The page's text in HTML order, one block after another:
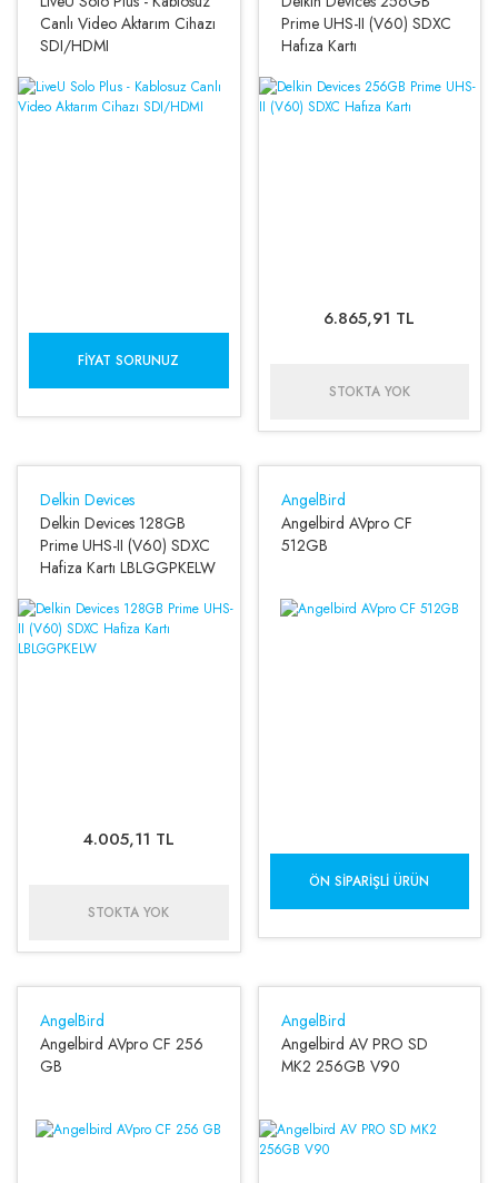
Canlı Video Aktarım Cihazı
SDI/HDMI
FIYAT SORUNUZ
Prime UHS-II (V60) SDXC
Hafıza Kartı
6.865,91 TL
STOKTA YOK
Delkin Devices
Delkin Devices 128GB
Prime UHS-II (V60) SDXC
Hafiza Kartı LBLGGPKELW
4.005,11 TL
STOKTA YOK
AngelBird
Angelbird AVpro CF
512GB
ÖN SIPARIŞLI ÜRÜN
AngelBird
Angelbird AVpro CF 256
GB
AngelBird
Angelbird AV PRO SD
MK2 256GB V90